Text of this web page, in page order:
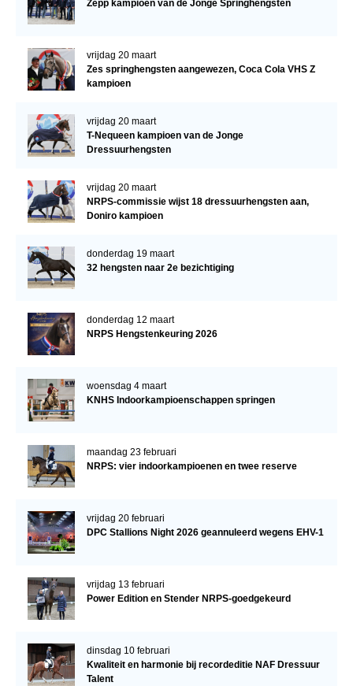
Zepp kampioen van de Jonge Springhengsten
vrijdag 20 maart
Zes springhengsten aangewezen, Coca Cola VHS Z
kampioen
vrijdag 20 maart
T-Nequeen kampioen van de Jonge
Dressuurhengsten
vrijdag 20 maart
NRPS-commissie wijst 18 dressuurhengsten aan,
Doniro kampioen
donderdag 19 maart
32 hengsten naar 2e bezichtiging
donderdag 12 maart
NRPS Hengstenkeuring 2026
woensdag 4 maart
KNHS Indoorkampioenschappen springen
maandag 23 februari
NRPS: vier indoorkampioenen en twee reserve
vrijdag 20 februari
DPC Stallions Night 2026 geannuleerd wegens EHV-1
vrijdag 13 februari
Power Edition en Stender NRPS-goedgekeurd
dinsdag 10 februari
Kwaliteit en harmonie bij recordeditie NAF Dressuur
Talent